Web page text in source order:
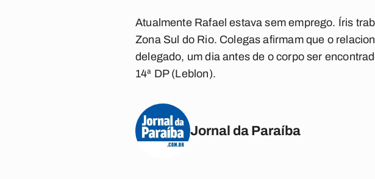
Atualmente Rafael estava sem emprego. Íris
Zona Sul do Rio. Colegas afirmam que o
delegado, um dia antes de o corpo ser
14ª DP (Leblon).
Jornal da Paraíba